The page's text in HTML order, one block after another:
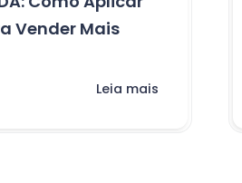
Vender Mais
Leia mais